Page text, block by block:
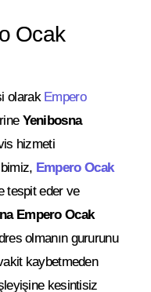
Ocak
olarak Empero
Yenibosna
hizmeti
Empero Ocak
tespit eder ve
Empero Ocak
olmanın gururunu
kaybetmeden
kesintisiz